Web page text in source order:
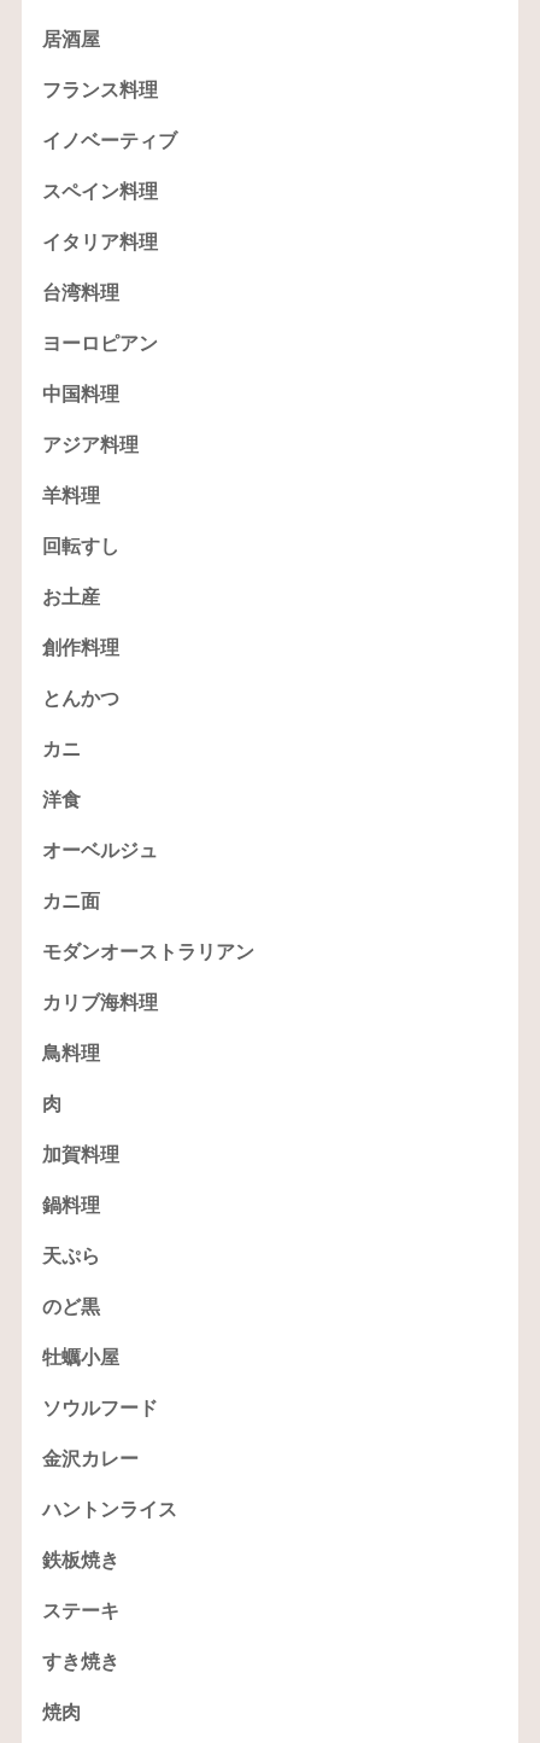
居酒屋
フランス料理
イノベーティブ
スペイン料理
イタリア料理
台湾料理
ヨーロピアン
中国料理
アジア料理
羊料理
回転すし
お土産
創作料理
とんかつ
カニ
洋食
オーベルジュ
カニ面
モダンオーストラリアン
カリブ海料理
鳥料理
肉
加賀料理
鍋料理
天ぷら
のど黒
牡蠣小屋
ソウルフード
金沢カレー
ハントンライス
鉄板焼き
ステーキ
すき焼き
焼肉